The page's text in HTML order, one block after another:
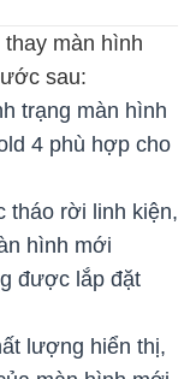
màn hình
sau:
trạng màn hình
4 phù hợp cho
tháo rời linh kiện,
hình mới
được lắp đặt
lượng hiển thị,